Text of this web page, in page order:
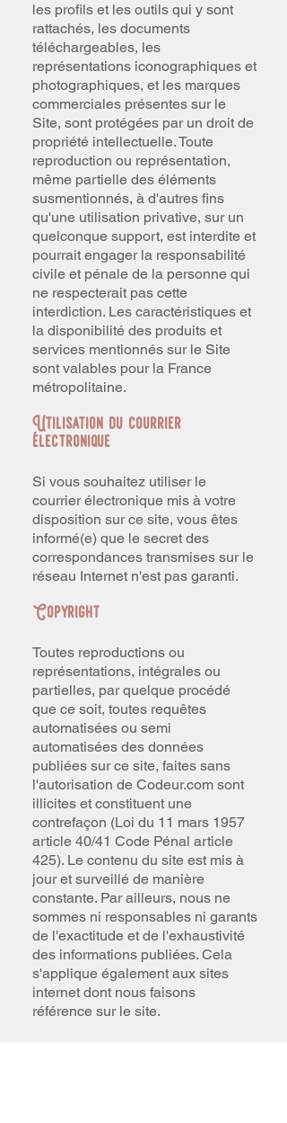
les profils et les outils qui y sont
rattachés, les documents
téléchargeables, les
représentations iconographiques et
photographiques, et les marques
commerciales présentes sur le
Site, sont protégées par un droit de
propriété intellectuelle. Toute
reproduction ou représentation,
même partielle des éléments
susmentionnés, à d'autres fins
qu'une utilisation privative, sur un
quelconque support, est interdite et
pourrait engager la responsabilité
civile et pénale de la personne qui
ne respecterait pas cette
interdiction. Les caractéristiques et
la disponibilité des produits et
services mentionnés sur le Site
sont valables pour la France
métropolitaine.
Utilisation du courrier
électronique
Si vous souhaitez utiliser le
courrier électronique mis à votre
disposition sur ce site, vous êtes
informé(e) que le secret des
correspondances transmises sur le
réseau Internet n'est pas garanti.
Copyright
Toutes reproductions ou
représentations, intégrales ou
partielles, par quelque procédé
que ce soit, toutes requêtes
automatisées ou semi
automatisées des données
publiées sur ce site, faites sans
l'autorisation de Codeur.com sont
illicites et constituent une
contrefaçon (Loi du 11 mars 1957
article 40/41 Code Pénal article
425). Le contenu du site est mis à
jour et surveillé de manière
constante. Par ailleurs, nous ne
sommes ni responsables ni garants
de l'exactitude et de l'exhaustivité
des informations publiées. Cela
s'applique également aux sites
internet dont nous faisons
référence sur le site.